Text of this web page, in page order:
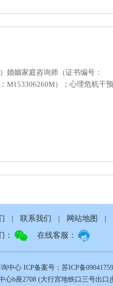
婚姻家庭咨询师（证书编号：
M153306260M）；心理危机干
| 联系我们 | 网站地图 |
：
在线客服：
中心 ICP备案号：苏ICP备
心b座2708 (大行宫地铁口三号出口